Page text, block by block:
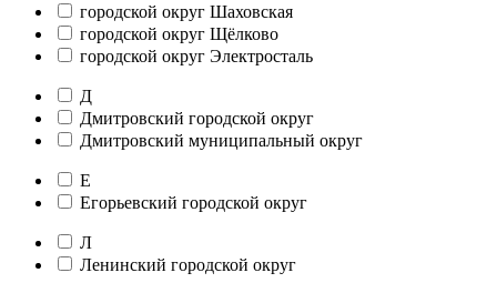
городской округ Шаховская
городской округ Щёлково
городской округ Электросталь
Д
Дмитровский городской округ
Дмитровский муниципальный округ
Е
Егорьевский городской округ
Л
Ленинский городской округ